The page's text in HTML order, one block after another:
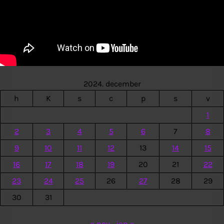
2024. december
h
K s c p s
v
1
2
3 4 5 6 7
8
9
10 11 12 13 14
15
16
17 18 19 20 21
22
23
24 25 26 27 28
29
30
31